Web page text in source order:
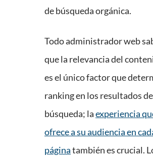
de búsqueda orgánica.
Todo administrador web
que la relevancia del
es el único factor que
ranking en los resultados de
búsqueda; laexperiencia
ofrece a su audiencia en
páginatambién es crucial.